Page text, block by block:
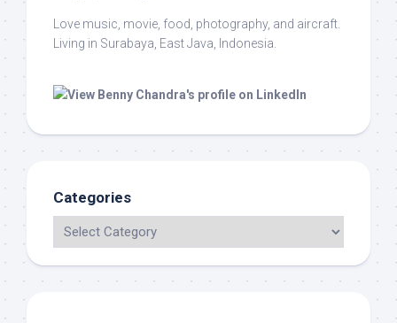
Love music, movie, food, photography, and aircraft.
Living in Surabaya, East Java, Indonesia.
Categories